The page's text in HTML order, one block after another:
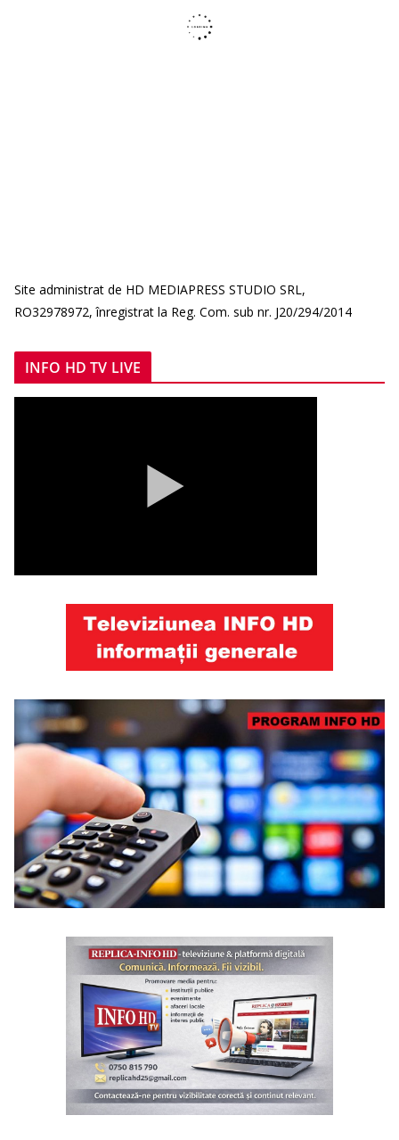
Site administrat de HD MEDIAPRESS STUDIO SRL,
RO32978972, înregistrat la Reg. Com. sub nr. J20/294/2014
INFO HD TV LIVE